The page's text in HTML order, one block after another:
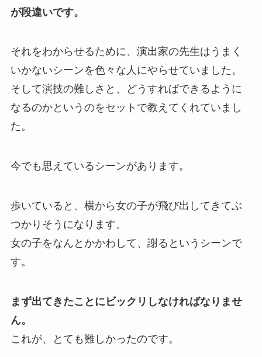
が段違いです。
それをわからせるために、演出家の先生はうまく
いかないシーンを色々な人にやらせていました。
そして演技の難しさと、どうすればできるように
なるのかというのをセットで教えてくれていまし
た。
今でも思えているシーンがあります。
歩いていると、横から女の子が飛び出してきてぶ
つかりそうになります。
女の子をなんとかかわして、謝るというシーンで
す。
まず出てきたことにビックリしなければなりませ
ん。
これが、とても難しかったのです。